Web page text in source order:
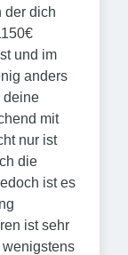
der dich
und im
anders
deine
mit
nur ist
die
ist es
ist sehr